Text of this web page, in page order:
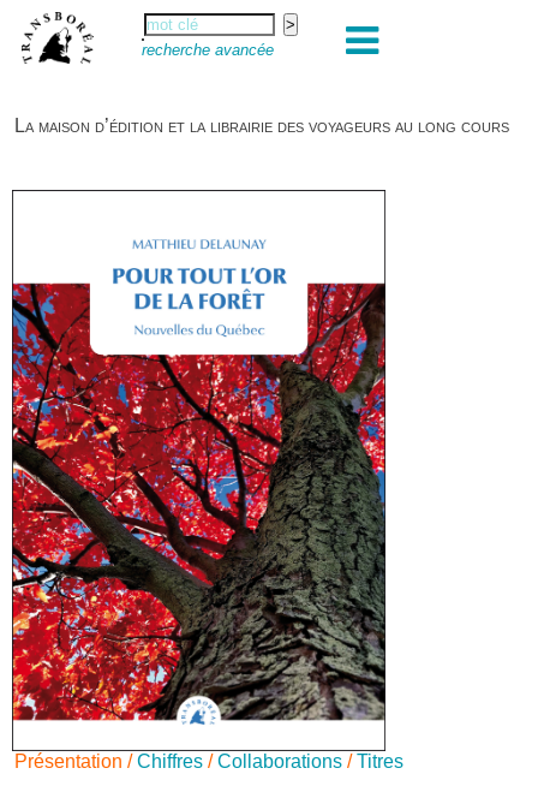
recherche avancée
La maison d’édition et la librairie des voyageurs au long cours
Présentation /Chiffres /Collaborations /Titres